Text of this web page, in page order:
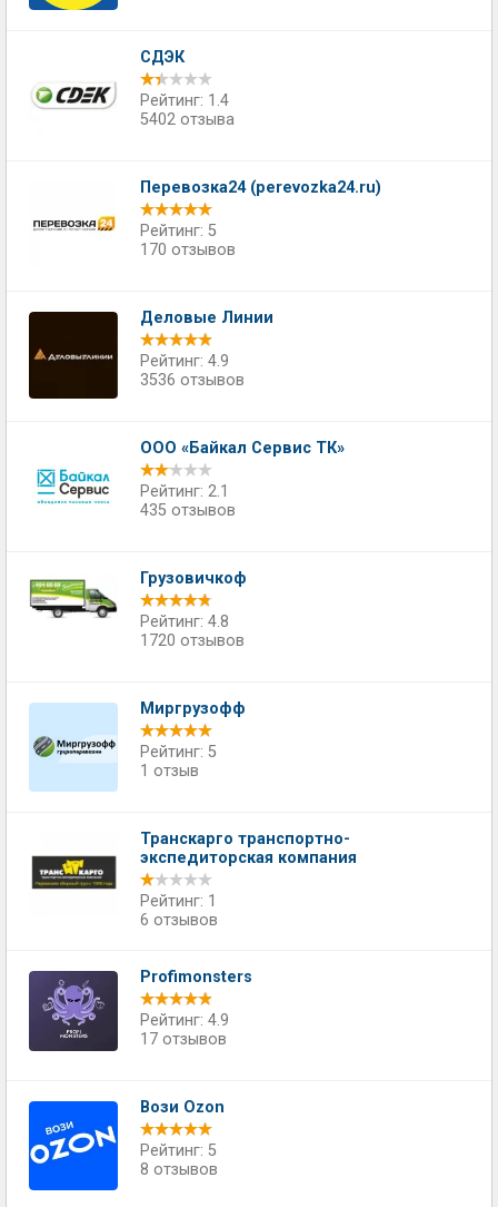
СДЭК
Рейтинг: 1.4
5402 отзыва
Перевозка24 (perevozka24.ru)
Рейтинг: 5
170 отзывов
Деловые Линии
Рейтинг: 4.9
3536 отзывов
ООО «Байкал Сервис ТК»
Рейтинг: 2.1
435 отзывов
Грузовичкоф
Рейтинг: 4.8
1720 отзывов
Миргрузофф
Рейтинг: 5
1 отзыв
Транскарго транспортно-
экспедиторская компания
Рейтинг: 1
6 отзывов
Profimonsters
Рейтинг: 4.9
17 отзывов
Вози Ozon
Рейтинг: 5
8 отзывов